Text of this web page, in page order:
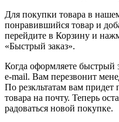
Для покупки товара в
понравившийся товар и
перейдите в Корзину и
«Быстрый заказ».
Когда оформляете
e-mail. Вам перезвонит
По резкльтатам вам
товара на почту. Теперь
радоваться новой покупке.